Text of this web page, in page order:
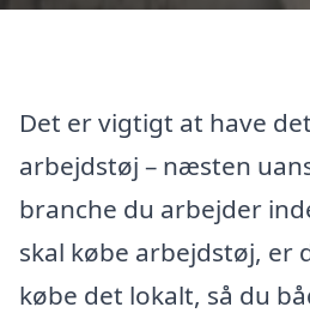
Det er vigtigt at have
arbejdstøj – næsten
branche du arbejder
skal købe arbejdstøj, er
købe det lokalt, så du